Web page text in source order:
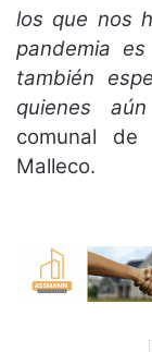
los que nos
pandemia
también
quienes
comunal
Malleco.